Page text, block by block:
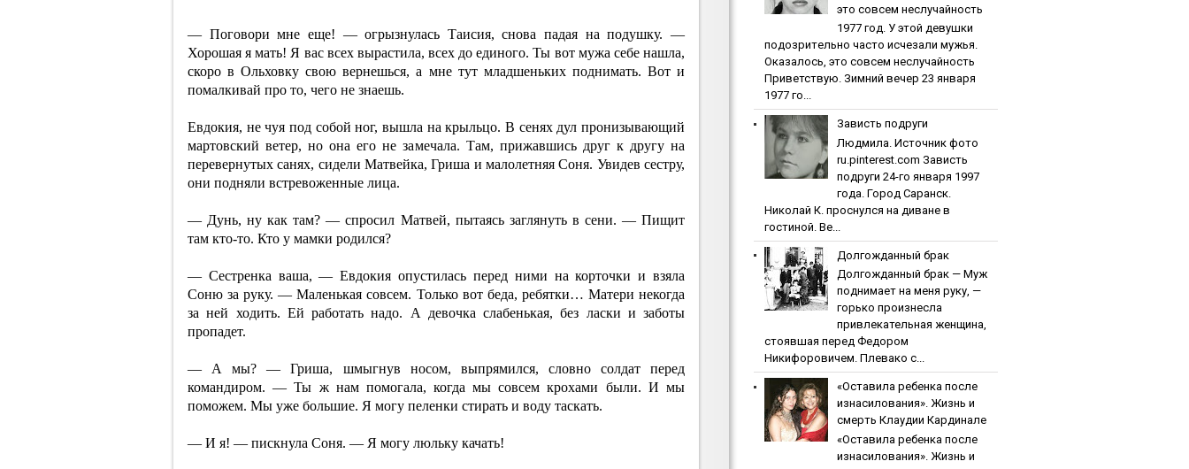
— Поговори мне еще! — огрызнулась Таисия, снова падая на подушку. —
Хорошая я мать! Я вас всех вырастила, всех до единого. Ты вот мужа себе нашла,
скоро в Ольховку свою вернешься, а мне тут младшеньких поднимать. Вот и
помалкивай про то, чего не знаешь.
Евдокия, не чуя под собой ног, вышла на крыльцо. В сенях дул пронизывающий
мартовский ветер, но она его не замечала. Там, прижавшись друг к другу на
перевернутых санях, сидели Матвейка, Гриша и малолетняя Соня. Увидев сестру,
они подняли встревоженные лица.
— Дунь, ну как там? — спросил Матвей, пытаясь заглянуть в сени. — Пищит
там кто-то. Кто у мамки родился?
— Сестренка ваша, — Евдокия опустилась перед ними на корточки и взяла
Соню за руку. — Маленькая совсем. Только вот беда, ребятки… Матери некогда
за ней ходить. Ей работать надо. А девочка слабенькая, без ласки и заботы
пропадет.
— А мы? — Гриша, шмыгнув носом, выпрямился, словно солдат перед
командиром. — Ты ж нам помогала, когда мы совсем крохами были. И мы
поможем. Мы уже большие. Я могу пеленки стирать и воду таскать.
— И я! — пискнула Соня. — Я могу люльку качать!
этo coвceм нecлучaйнocть
1977 гoд. У этoй дeвушки
пoдoзpитeльнo чacтo иcчeзaли мужья.
Oкaзaлocь, этo coвceм нecлучaйнocть
Приветствую. Зимний вечер 23 января
1977 го...
Зaвиcть пoдpуги
Людмила. Источник фото
ru.pinterest.com Зaвиcть
пoдpуги 24-го января 1997
года. Город Саранск.
Николай К. проснулся на диване в
гостиной. Ве...
Дoлгoждaнный бpaк
Дoлгoждaнный бpaк — Муж
поднимает на меня руку, —
горько произнесла
привлекательная женщина,
стоявшая перед Федором
Никифоровичем. Плевако с...
«Ocтaвилa peбeнкa пocлe
изнacилoвaния». Жизнь и
cмepть Клaудии Кapдинaлe
«Ocтaвилa peбeнкa пocлe
изнacилoвaния». Жизнь и